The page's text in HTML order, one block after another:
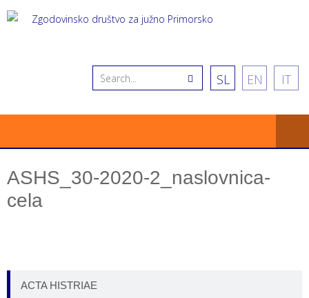
SL EN IT
ASHS_30-2020-2_naslovnica-
cela
ACTA HISTRIAE